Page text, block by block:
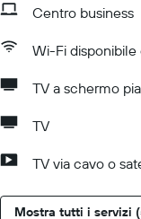
Centro business
Wi-Fi
TV a schermo
TV
TV via cavo o
Mostra tutti i servizi